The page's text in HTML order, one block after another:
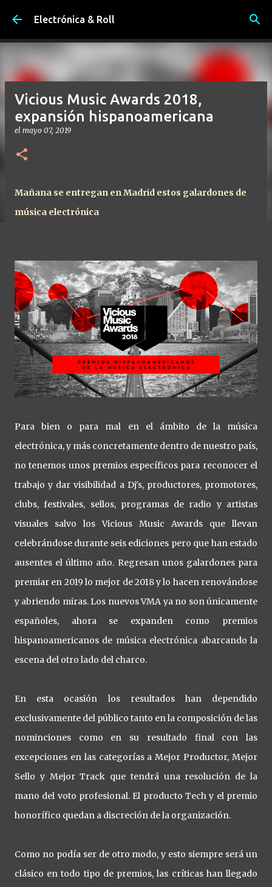
Ir al contenido principal
Electrónica & Roll
Vicious Music Awards 2018,
expansión hispanoamericana
el mayo 07, 2019
Mañana se entregan en Madrid estos galardones de
música electrónica
Para bien o para mal en el ámbito de la música
electrónica, y más concretamente dentro de nuestro país,
no tenemos unos premios específicos para reconocer el
trabajo y dar visibilidad a Dj's, productores, promotores,
clubs, festivales, sellos, programas de radio y artistas
visuales salvo los Vicious Music Awards que llevan
celebrándose durante seis ediciones pero que han estado
ausentes el último año. Regresan unos galardones para
premiar en 2019 lo mejor de 2018 y lo hacen renovándose
y abriendo miras. Los nuevos VMA ya no son únicamente
españoles, ahora se expanden como premios
hispanoamericanos de música electrónica abarcando la
escena del otro lado del charco.
En esta ocasión los resultados han dependido
exclusivamente del público tanto en la composición de las
nominciones como en su resultado final con las
excepciones en las categorías a Mejor Productor, Mejor
Sello y Mejor Track que tendrá una resolución de la
mano del voto profesional. El producto Tech y el premio
honorífico quedan a discreción de la organización.
Como no podía ser de otro modo, y esto siempre será un
clásico en todo tipo de premios, las críticas han llegado